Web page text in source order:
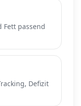
Fett passend
Defizit